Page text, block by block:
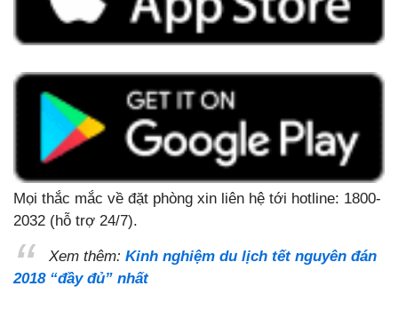
Mọi thắc mắc về đặt phòng xin liên hệ tới hotline: 1800-
2032 (hỗ trợ 24/7).
Xem thêm: Kinh nghiệm du lịch tết nguyên đán
2018 “đầy đủ” nhất